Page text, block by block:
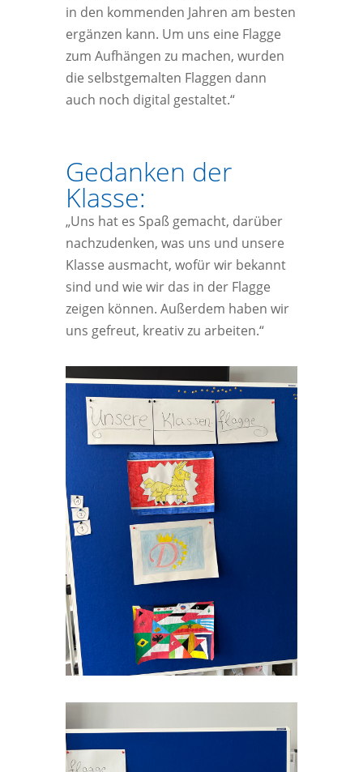
in den kommenden Jahren am besten
ergänzen kann. Um uns eine Flagge
zum Aufhängen zu machen, wurden
die selbstgemalten Flaggen dann
auch noch digital gestaltet.“
Gedanken der
Klasse:
„Uns hat es Spaß gemacht, darüber
nachzudenken, was uns und unsere
Klasse ausmacht, wofür wir bekannt
sind und wie wir das in der Flagge
zeigen können. Außerdem haben wir
uns gefreut, kreativ zu arbeiten.“